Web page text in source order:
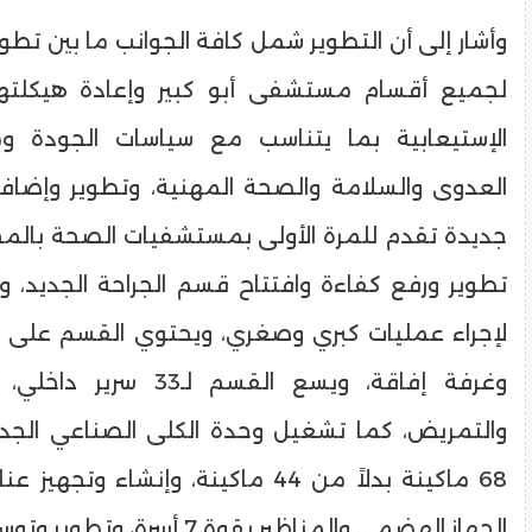
وأشار إلى أن التطوير شمل كافة الجوانب ما بين
لجميع أقسام مستشفى أبو كبير وإعادة
الإستيعابية بما يتناسب مع سياسات الجودة
العدوى والسلامة والصحة المهنية، وتطوير
جديدة تقدم للمرة الأولى بمستشفيات الصحة
تطوير ورفع كفاءة وافتتاح قسم الجراحة الجديد،
وغرفة إفاقة، ويسع القسم
والتمريض، كما تشغيل وحدة الكلى الصناعي
68 ماكينة بدلاً من 44 ماكينة، وإنشاء